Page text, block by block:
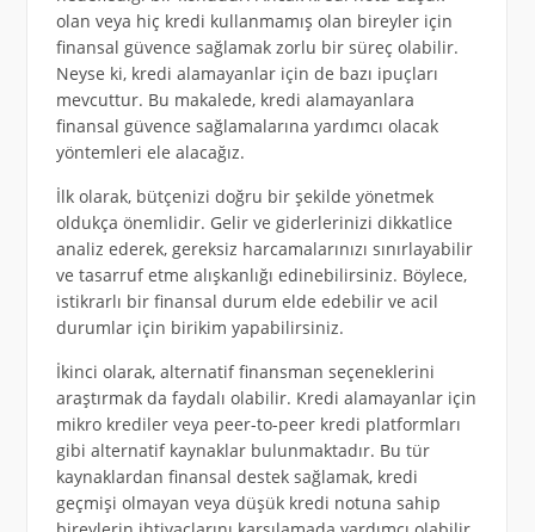
olan veya hiç kredi kullanmamış olan bireyler için
finansal güvence sağlamak zorlu bir süreç olabilir.
Neyse ki, kredi alamayanlar için de bazı ipuçları
mevcuttur. Bu makalede, kredi alamayanlara
finansal güvence sağlamalarına yardımcı olacak
yöntemleri ele alacağız.
İlk olarak, bütçenizi doğru bir şekilde yönetmek
oldukça önemlidir. Gelir ve giderlerinizi dikkatlice
analiz ederek, gereksiz harcamalarınızı sınırlayabilir
ve tasarruf etme alışkanlığı edinebilirsiniz. Böylece,
istikrarlı bir finansal durum elde edebilir ve acil
durumlar için birikim yapabilirsiniz.
İkinci olarak, alternatif finansman seçeneklerini
araştırmak da faydalı olabilir. Kredi alamayanlar için
mikro krediler veya peer-to-peer kredi platformları
gibi alternatif kaynaklar bulunmaktadır. Bu tür
kaynaklardan finansal destek sağlamak, kredi
geçmişi olmayan veya düşük kredi notuna sahip